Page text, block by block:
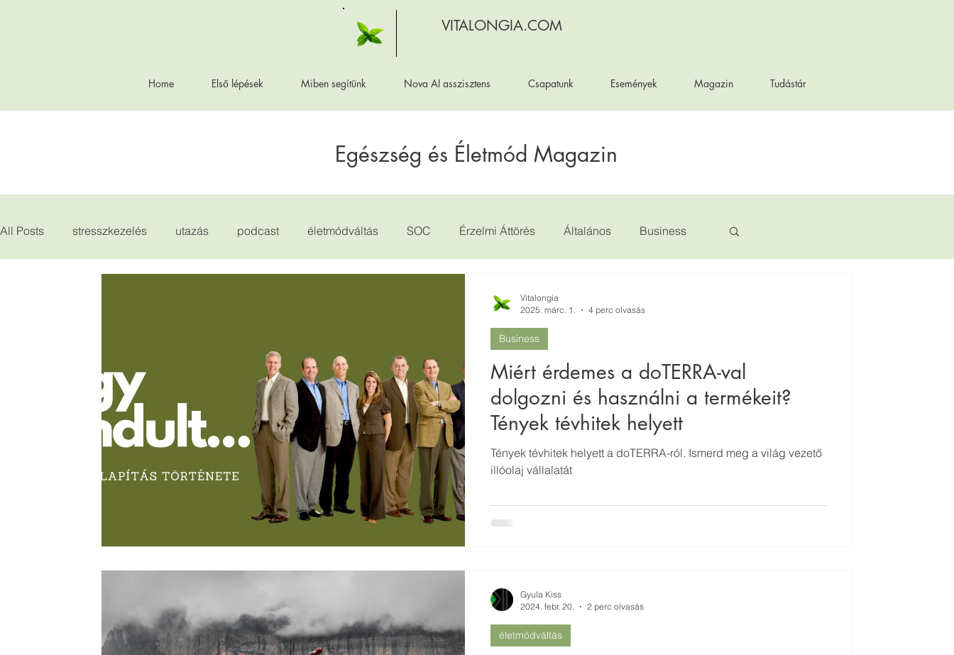
VITALONGIA.COM
Home Első lépések Miben segítünk Nova AI asszisztens Csapatunk Események Magazin Tudástár
Egészség és Életmód Magazin
All Posts stresszkezelés utazás podcast életmódváltás SOC Érzelmi Áttörés Általános Business
Miért érdemes a doTERRA-val
dolgozni és használni a termékeit?
Tények tévhitek helyett
Tények tévhitek helyett a doTERRA-ról. Ismerd meg a világ vezető
illóolaj vállalatát
Business
Vitalongia
2025. márc. 1.
4 perc olvasás
életmódváltás
Gyula Kiss
2024. febr. 20.
2 perc olvasás